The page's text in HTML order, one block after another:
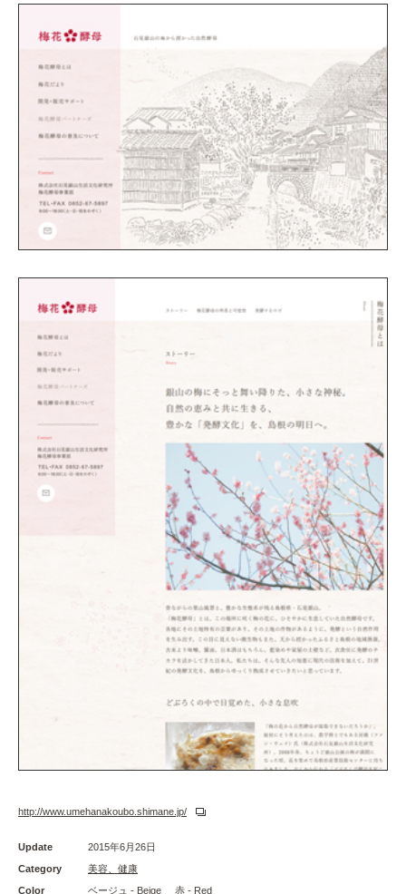
http://www.umehanakoubo.shimane.jp/
Update
2015年6月26日
Category
美容、健康
Color
ベージュ - Beige 赤 - Red